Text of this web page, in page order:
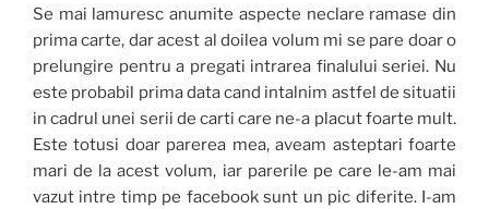
Se mai lamuresc anumite aspecte neclare ramase din
prima carte, dar acest al doilea volum mi se pare doar o
prelungire pentru a pregati intrarea finalului seriei. Nu
este probabil prima data cand intalnim astfel de situatii
in cadrul unei serii de carti care ne-a placut foarte mult.
Este totusi doar parerea mea, aveam asteptari foarte
mari de la acest volum, iar parerile pe care le-am mai
vazut intre timp pe facebook sunt un pic diferite. I-am